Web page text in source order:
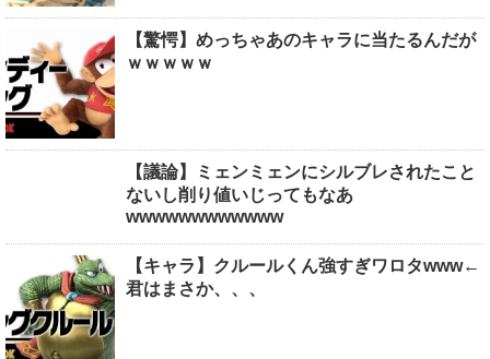
【驚愕】めっちゃあのキャラに当たるんだが
ｗｗｗｗｗ
【議論】ミェンミェンにシルブレされたこと
ないし削り値いじってもなあ
wwwwwwwwwwww
【キャラ】クルールくん強すぎワロタwww←
君はまさか、、、